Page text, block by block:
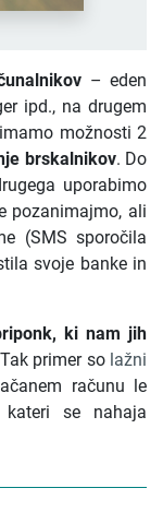
– eden
ipd., na drugem
možnosti 2
brskalnikov. Do
uporabimo
pozanimajmo, ali
(SMS sporočila
svoje banke in
ki nam jih
Tak primer so lažni
računu le
se nahaja